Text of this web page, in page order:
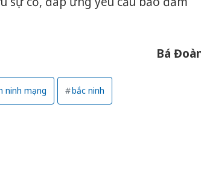
Bá
ninh mạng bắc ninh